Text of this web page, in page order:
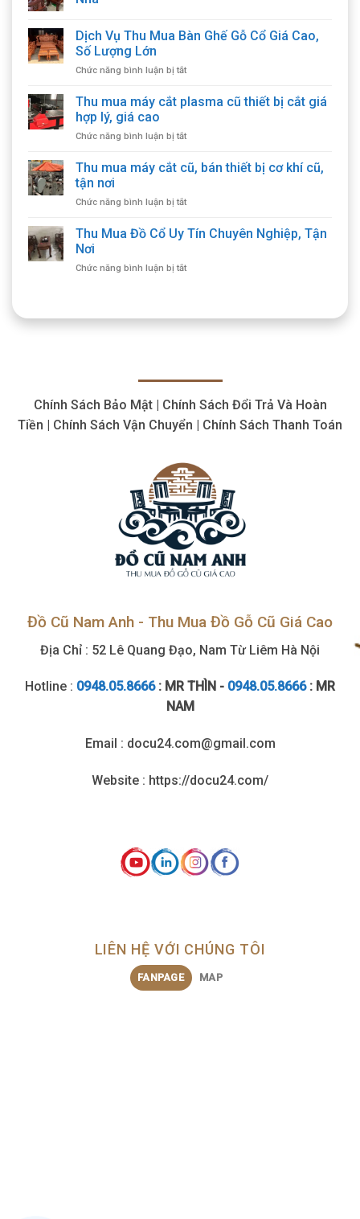
Dịch Vụ Thu Mua Bàn Ghế Gỗ Cổ Giá Cao,
Số Lượng Lớn
Chức năng bình luận bị tắtở
Vụ
Bàn
Gỗ
Cao,
Lượng
Thu mua máy cắt plasma cũ thiết bị cắt giá
hợp lý, giá cao
Chức năng bình luận bị tắtở
mua
máy
plasma
thiết
giá
Thu mua máy cắt cũ, bán thiết bị cơ khí cũ,
tận nơi
Chức năng bình luận bị tắtở
mua
cũ,
nơi
Thu Mua Đồ Cổ Uy Tín Chuyên Nghiệp, Tận
Nơi
Chức năng bình luận bị tắtở
Nơi
Chính Sách Bảo Mật | Chính Sách Đổi Trả Và Hoàn
Tiền | Chính Sách Vận Chuyển | Chính Sách Thanh Toán
Đồ Cũ Nam Anh - Thu Mua Đồ Gỗ Cũ Giá Cao
Địa Chỉ : 52 Lê Quang Đạo, Nam Từ Liêm Hà Nội
Hotline : 0948.05.8666 : MR THÌN - 0948.05.8666: MR
NAM
Email : docu24.com@gmail.com
Website : https://docu24.com/
LIÊN HỆ VỚI CHÚNG TÔI
FANPAGE MAP